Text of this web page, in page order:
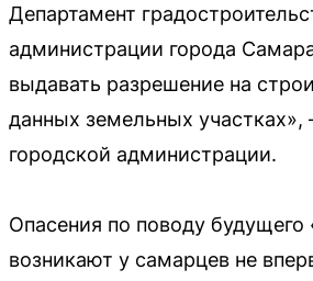
Департамент
администрации города
выдавать разрешение на
данных земельных
городской администрации.
Опасения по поводу будущего
возникают у самарцев не